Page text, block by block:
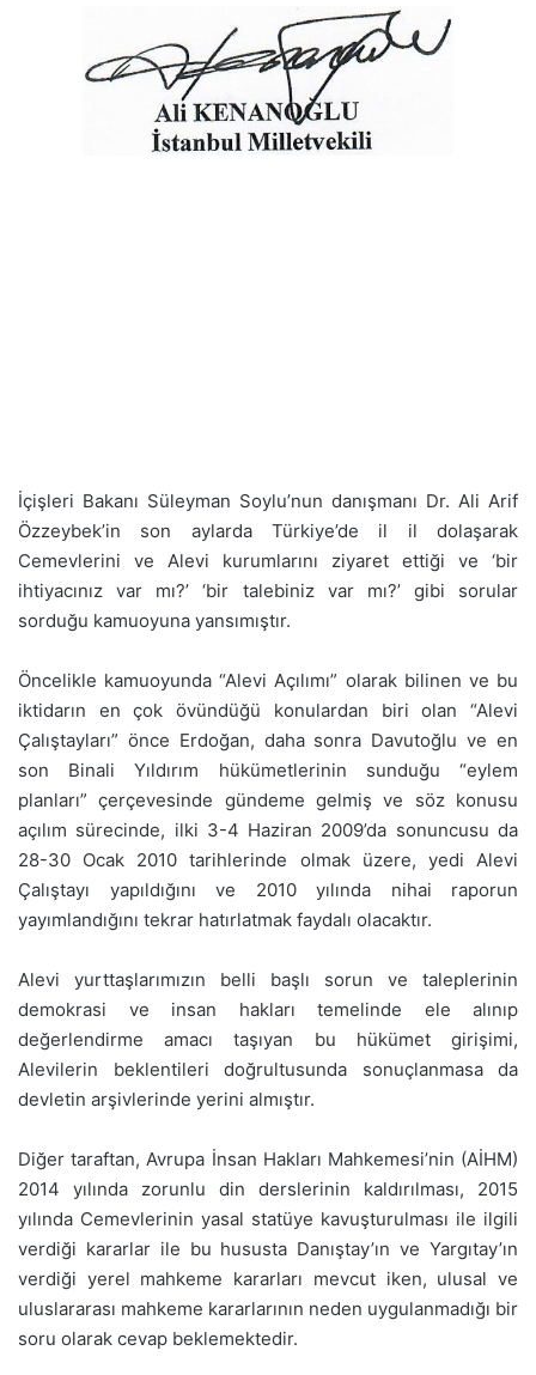
İçişleri Bakanı Süleyman Soylu’nun danışmanı Dr. Ali Arif
Özzeybek’in son aylarda Türkiye’de il il dolaşarak
Cemevlerini ve Alevi kurumlarını ziyaret ettiği ve ‘bir
ihtiyacınız var mı?’ ‘bir talebiniz var mı?’ gibi sorular
sorduğu kamuoyuna yansımıştır.
Öncelikle kamuoyunda “Alevi Açılımı” olarak bilinen ve bu
iktidarın en çok övündüğü konulardan biri olan “Alevi
Çalıştayları” önce Erdoğan, daha sonra Davutoğlu ve en
son Binali Yıldırım hükümetlerinin sunduğu “eylem
planları” çerçevesinde gündeme gelmiş ve söz konusu
açılım sürecinde, ilki 3-4 Haziran 2009’da sonuncusu da
28-30 Ocak 2010 tarihlerinde olmak üzere, yedi Alevi
Çalıştayı yapıldığını ve 2010 yılında nihai raporun
yayımlandığını tekrar hatırlatmak faydalı olacaktır.
Alevi yurttaşlarımızın belli başlı sorun ve taleplerinin
demokrasi ve insan hakları temelinde ele alınıp
değerlendirme amacı taşıyan bu hükümet girişimi,
Alevilerin beklentileri doğrultusunda sonuçlanmasa da
devletin arşivlerinde yerini almıştır.
Diğer taraftan, Avrupa İnsan Hakları Mahkemesi’nin (AİHM)
2014 yılında zorunlu din derslerinin kaldırılması, 2015
yılında Cemevlerinin yasal statüye kavuşturulması ile ilgili
verdiği kararlar ile bu hususta Danıştay’ın ve Yargıtay’ın
verdiği yerel mahkeme kararları mevcut iken, ulusal ve
uluslararası mahkeme kararlarının neden uygulanmadığı bir
soru olarak cevap beklemektedir.